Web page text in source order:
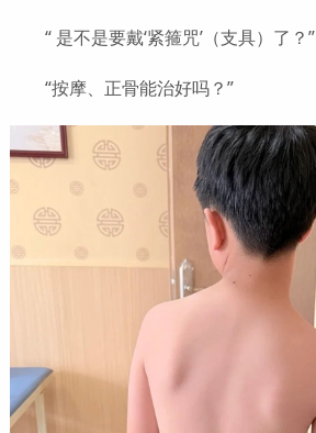
“ 是不是要戴‘紧箍咒’（支具）了？”
“按摩、正骨能治好吗？”